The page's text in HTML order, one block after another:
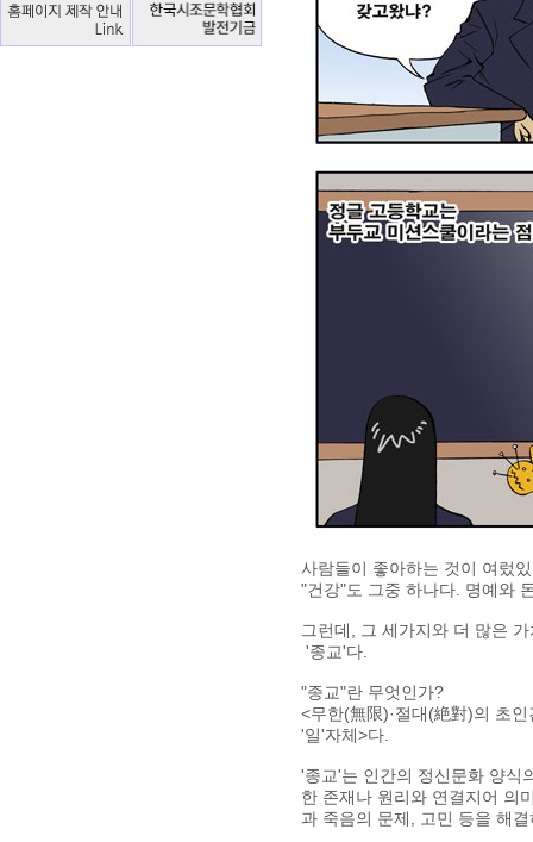
사람들이 좋아하는 것이 여렀
"건강"도 그중 하나다. 명예와
그런데, 그 세가지와 더 많은
'종교'다.
"종교"란 무엇인가?
<무한(無限)·절대(絶對)의 초
'일'자체>다.
'종교'는 인간의 정신문화 양식
한 존재나 원리와 연결지어 의
과 죽음의 문제, 고민 등을 해